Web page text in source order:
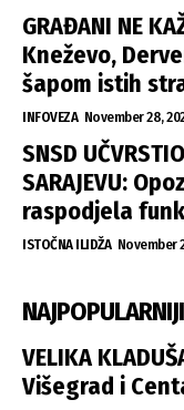
GRAĐANI NE
Kneževo,
šapom istih
INFOVEZA November 28,
SNSD
SARAJEVU:
raspodjela
ISTOČNA ILIDŽA November
VELIKA
Višegrad i